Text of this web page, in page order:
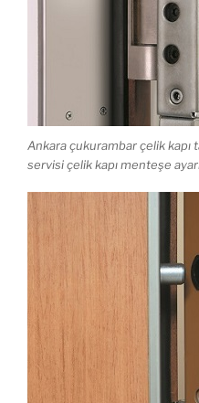
Ankara çukurambar çelik kapı
servisi çelik kapı menteşe